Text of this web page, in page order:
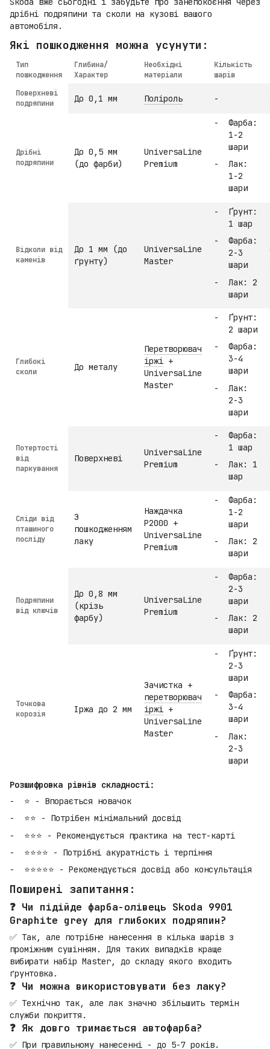
дрібні подряпини та сколи на кузові вашого
автомобіля.
Які пошкодження можна усунути:
Тип
пошкодження
Глибина/
Характер
Необхідні
матеріали
Кількість
шарів
Поверхневі
подряпини
До 0,1 мм Поліроль -
Дрібні
подряпини
До 0,5 мм
(до фарби)
UniversaLine
Premium
Фарба:
1-2
шари
Лак:
1-2
шари
Відколи від
каменів
До 1 мм (до
ґрунту)
UniversaLine
Master
Ґрунт:
1 шар
Фарба:
2-3
шари
Лак: 2
шари
Глибокі
сколи
До металу
Перетворювач
іржі +
UniversaLine
Master
Ґрунт:
2 шари
Фарба:
3-4
шари
Лак:
2-3
шари
Потертості
від
паркування
Поверхневі
UniversaLine
Premium
Фарба:
1 шар
Лак: 1
шар
Сліди від
пташиного
посліду
З
пошкодженням
лаку
Наждачка
P2000 +
UniversaLine
Premium
Фарба:
1-2
шари
Лак: 2
шари
Подряпини
від ключів
До 0,8 мм
(крізь
фарбу)
UniversaLine
Premium
Фарба:
2-3
шари
Лак: 2
шари
Точкова
корозія
Іржа до 2 мм
Зачистка +
перетворювач
іржі +
UniversaLine
Master
Ґрунт:
2-3
шари
Фарба:
3-4
шари
Лак:
2-3
шари
Розшифровка рівнів складності:
⭐ - Впорається новачок
⭐⭐ - Потрібен мінімальний досвід
⭐⭐⭐ - Рекомендується практика на тест-карті
⭐⭐⭐⭐ - Потрібні акуратність і терпіння
⭐⭐⭐⭐⭐ - Рекомендується досвід або консультація
Поширені запитання:
❓ Чи підійде фарба-олівець Skoda 9901
Graphite grey для глибоких подряпин?
✅ Так, але потрібне нанесення в кілька шарів з
проміжним сушінням. Для таких випадків краще
вибирати набір Master, до складу якого входить
ґрунтовка.
❓ Чи можна використовувати без лаку?
✅ Технічно так, але лак значно збільшить термін
служби покриття.
❓ Як довго тримається автофарба?
✅ При правильному нанесенні - до 5-7 років.